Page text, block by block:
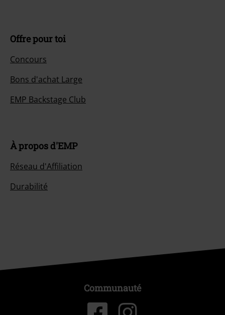
Offre pour toi
Concours
Bons d'achat Large
EMP Backstage Club
À propos d'EMP
Réseau d'Affiliation
Durabilité
Communauté